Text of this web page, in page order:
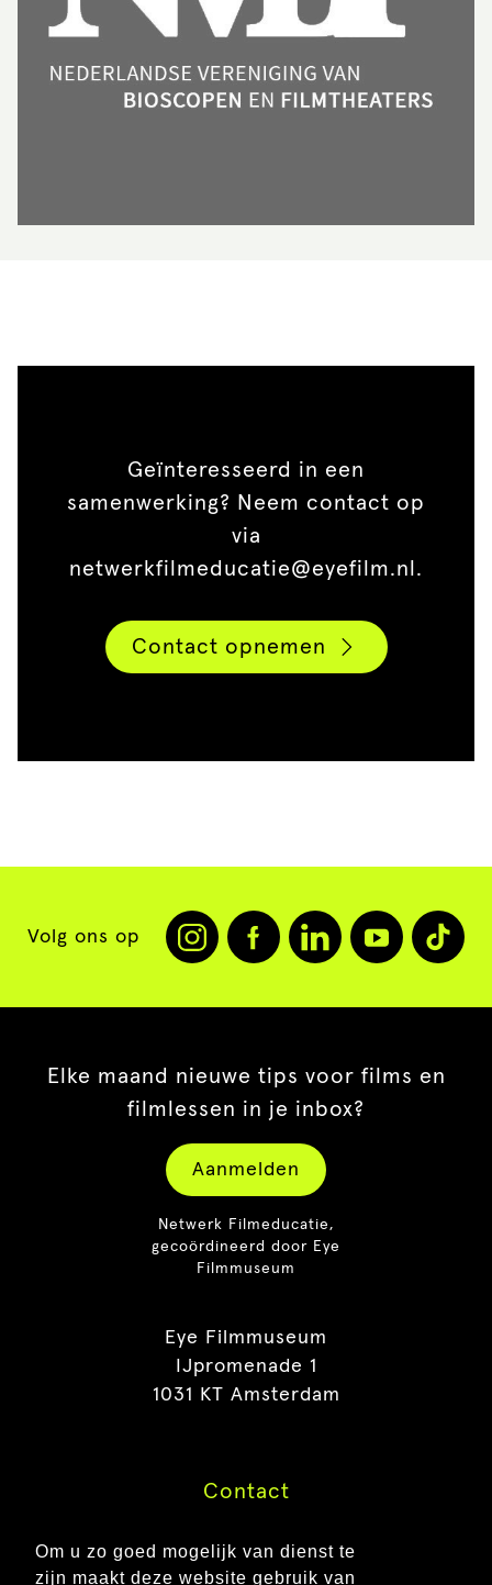
Om u zo goed mogelijk van dienst te
zijn maakt deze website gebruik van
Geïnteresseerd in een
samenwerking? Neem contact op
via
netwerkfilmeducatie@eyefilm.nl.
Contact opnemen
Volg ons op
Elke maand nieuwe tips voor films en
filmlessen in je inbox?
Aanmelden
Netwerk Filmeducatie,
gecoördineerd door Eye
Filmmuseum
Eye Filmmuseum
IJpromenade 1
1031 KT Amsterdam
Contact
Vacatures